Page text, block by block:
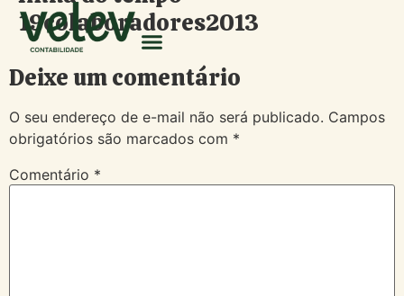
19colaboradores2013
Deixe um comentário
O seu endereço de e-mail não será publicado. Campos
obrigatórios são marcados com *
Comentário *